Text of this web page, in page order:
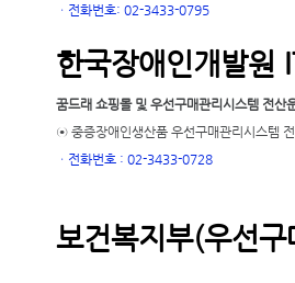
ㆍ 전화번호: 02-3433-0795
한국장애인개발원
꿈드래 쇼핑몰 및 우선구매관리시스템 전산
⊙ 중증장애인생산품 우선구매관리시스템
ㆍ 전화번호 : 02-3433-0728
보건복지부(우선